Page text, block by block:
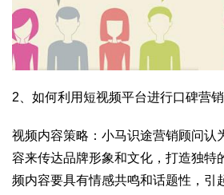
2、如何利用短视频平台进行口碑营销
视频内容策略：小马识途营销顾问认
容来传达品牌形象和文化，打造独特
频内容要具有情感共鸣和话题性，引